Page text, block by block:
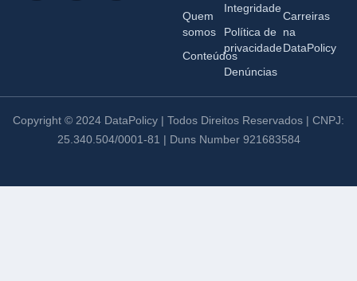
Quem
somos
Conteúdos
Integridade
Política de
privacidade
Denúncias
Carreiras
na
DataPolicy
Copyright © 2024 DataPolicy | Todos Direitos Reservados | CNPJ:
25.340.504/0001-81 | Duns Number 921683584